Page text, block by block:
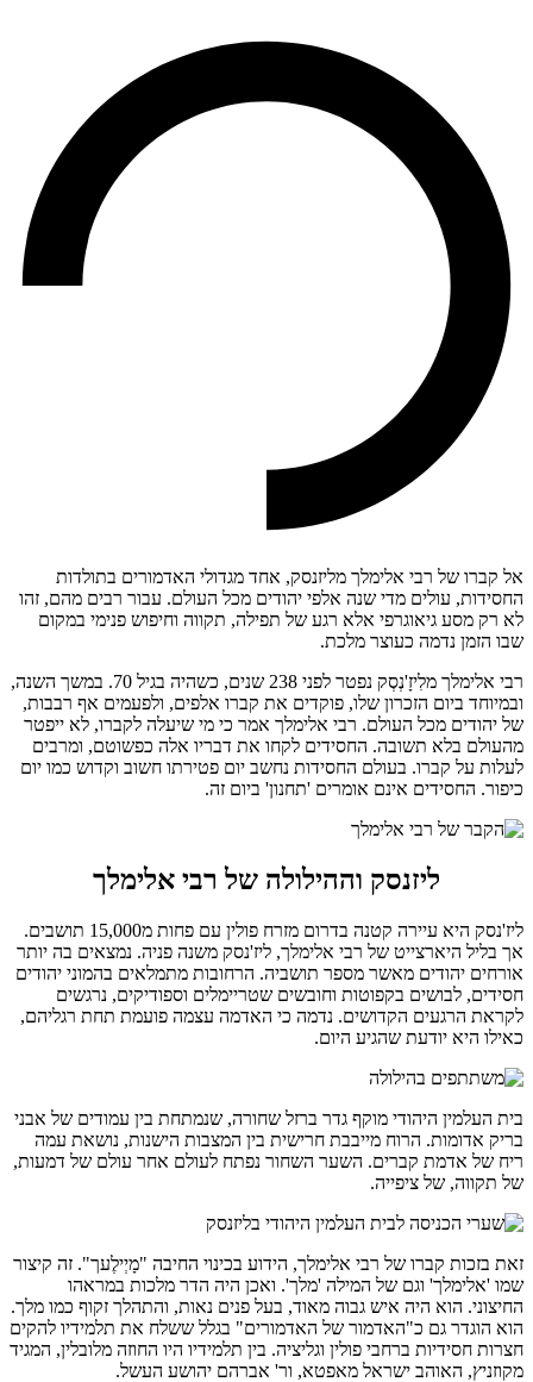
אל קברו של רבי אלימלך מליזנסק, אחד מגדולי האדמורים בתולדות
החסידות, עולים מדי שנה אלפי יהודים מכל העולם. עבור רבים מהם, זהו
לא רק מסע גיאוגרפי אלא רגע של תפילה, תקווה וחיפוש פנימי במקום
שבו הזמן נדמה כעוצר מלכת.
רבי אלימלך מלִיזָ'נְסְק נפטר לפני 238 שנים, כשהיה בגיל 70. במשך השנה,
ובמיוחד ביום הזכרון שלו, פוקדים את קברו אלפים, ולפעמים אף רבבות,
של יהודים מכל העולם. רבי אלימלך אמר כי מי שיעלה לקברו, לא ייפטר
מהעולם בלא תשובה. החסידים לקחו את דבריו אלה כפשוטם, ומרבים
לעלות על קברו. בעולם החסידות נחשב יום פטירתו חשוב וקדוש כמו יום
כיפור. החסידים אינם אומרים 'תחנון' ביום זה.
ליזנסק וההילולה של רבי אלימלך
ליז'נסק היא עיירה קטנה בדרום מזרח פולין עם פחות מ15,000 תושבים.
אך בליל היארצייט של רבי אלימלך, ליז'נסק משנה פניה. נמצאים בה יותר
אורחים יהודים מאשר מספר תושביה. הרחובות מתמלאים בהמוני יהודים
חסידים, לבושים בקפוטות וחובשים שטריימלים וספודיקים, נרגשים
לקראת הרגעים הקדושים. נדמה כי האדמה עצמה פועמת תחת רגליהם,
כאילו היא יודעת שהגיע היום.
בית העלמין היהודי מוקף גדר ברזל שחורה, שנמתחת בין עמודים של אבני
בריק אדומות. הרוח מייבבת חרישית בין המצבות הישנות, נושאת עמה
ריח של אדמת קברים. השער השחור נפתח לעולם אחר עולם של דמעות,
של תקווה, של ציפייה.
זאת בזכות קברו של רבי אלימלך, הידוע בכינוי החיבה "מָיְילֶעך". זה קיצור
שמו 'אלימלך' וגם של המילה 'מלך'. ואכן היה הדר מלכות במראהו
החיצוני. הוא היה איש גבוה מאוד, בעל פנים נאות, והתהלך זקוף כמו מלך.
הוא הוגדר גם כ"האדמור של האדמורים" בגלל ששלח את תלמידיו להקים
חצרות חסידיות ברחבי פולין וגליציה. בין תלמידיו היו החוזה מלובלין, המגיד
מקוזניץ, האוהב ישראל מאפטא, ור' אברהם יהושע העשל.